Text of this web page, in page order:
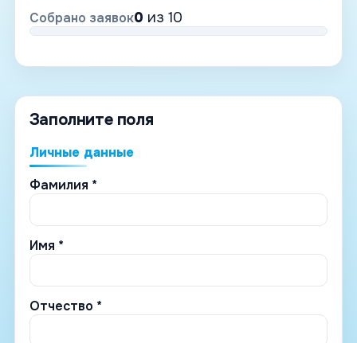
Собрано заявок0 из 10
Заполните поля
Личные данные
Фамилия *
Имя *
Отчество *